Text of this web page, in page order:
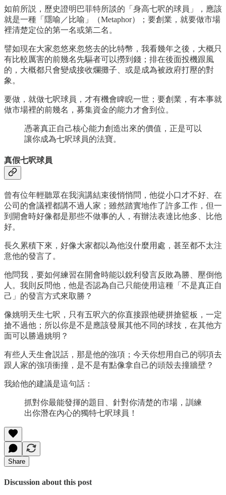
如前所説，歷史證明巴菲特所談的「身高七呎的球員」，應該
就是一種「隱喻／比喻」（Metaphor）；要創業，就要做市場
裡清楚定位的第一名或第二名。
譬如現在大家忽悠來忽悠去的比特幣，我看幾年之後，大概只
有比較厲害的前幾名先驅者可以撈到錢；排在後面投機跟風
的，大概都只會變成接收爛攤子、或是成為被政府打壓的對
象。
要做，就做七呎球員，才有機會睥睨一世；要創業，有本事就
做市場裡的前幾名，募集資金的能力才會到位。
憑著真正自己核心能力創造出來的價值，正是可以
讓你成為七呎球員的法寶。
真假七呎球員
曾有位年輕聽眾在我演講結束後悄悄問，他從小口才不好、在
公司的會議裡都講不過人家；雖然踏實地作了許多工作，但一
到開會時好像都是那些不做事的人，有辦法表達比他多、比他
好。
長久累積下來，好像大家都以為他沒什麼用處，甚至都不太注
意他的發言了。
他問我，要如何練習在開會時能以銳利發言反敗為勝、壓倒他
人。我則反問他，他是否認為自己只能使用這種「不是真正自
己」的發言方式來取勝？
像姚明天生七呎，只有五呎六的你直接跟他硬拼搶籃板，一定
搶不過他；所以你是不是應該發展其他不同的球技，在其他方
面可以勝過姚明？
有些人天生會説話，那是他的強項；今天你想用自己的弱項去
跟人家的強項衝撞，是不是有點像拿自己的頭殼去撞牆壁？
我給他的建議是這句話：
抓對你最能發揮的題目、針對你清楚的市場，訓練
出你潛在內心的獨特七呎球員！
Share
Discussion about this post